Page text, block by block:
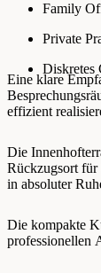
Family
Private
Diskretes
Eine klare
effizient
Die
Rückzugsort für
in absoluter
Die kompakte
professionellen